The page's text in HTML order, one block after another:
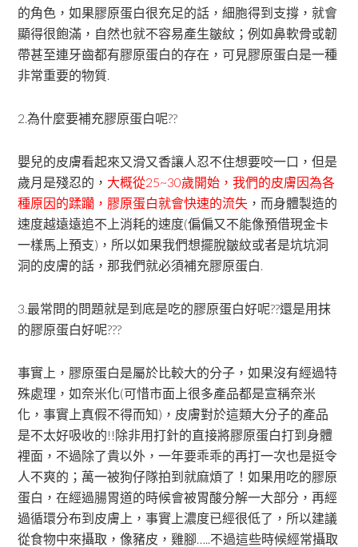
的角色，如果膠原蛋白很充足的話，細胞得到支撐，就會
顯得很飽滿，自然也就不容易產生皺紋；例如鼻軟骨或韌
帶甚至連牙齒都有膠原蛋白的存在，可見膠原蛋白是一種
非常重要的物質.
2.為什麼要補充膠原蛋白呢??
嬰兒的皮膚看起來又滑又香讓人忍不住想要咬一口，但是
歲月是殘忍的， 大概從25~30歲開始，我們的皮膚因為各
種原因的蹂躪，膠原蛋白就會快速的流失 ，而身體製造的
速度越遠遠追不上消耗的速度(偏偏又不能像預借現金卡
一樣馬上預支)，所以如果我們想擺脫皺紋或者是坑坑洞
洞的皮膚的話，那我們就必須補充膠原蛋白.
3.最常問的問題就是到底是吃的膠原蛋白好呢??還是用抹
的膠原蛋白好呢???
事實上，膠原蛋白是屬於比較大的分子，如果沒有經過特
殊處理，如奈米化(可惜市面上很多產品都是宣稱奈米
化，事實上真假不得而知)，皮膚對於這類大分子的產品
是不太好吸收的!!除非用打針的直接將膠原蛋白打到身體
裡面，不過除了貴以外，一年要乖乖的再打一次也是挺令
人不爽的；萬一被狗仔隊拍到就麻煩了！如果用吃的膠原
蛋白，在經過腸胃道的時候會被胃酸分解一大部分，再經
過循環分布到皮膚上，事實上濃度已經很低了，所以建議
從食物中來攝取，像豬皮，雞腳…..不過這些時候經常攝取